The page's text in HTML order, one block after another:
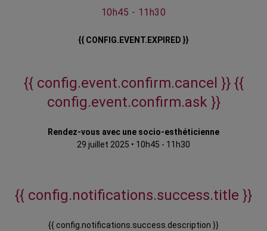
10h45 - 11h30
{{ CONFIG.EVENT.EXPIRED }}
{{ config.event.confirm.cancel }} {{
config.event.confirm.ask }}
Rendez-vous avec une socio-esthéticienne
29 juillet 2025 • 10h45 - 11h30
{{ config.notifications.success.title }}
{{ config.notifications.success.description }}